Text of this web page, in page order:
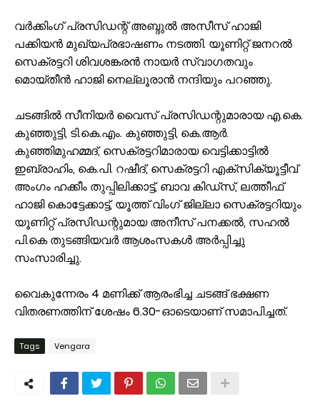
വർക്കിംഗ് പ്രസിഡന്റ് അബ്ദുൽ അസീസ് ഹാജി
പക്കിയൻ മുഖ്യപ്രഭാഷണം നടത്തി. യൂണിറ്റ് ജനറൽ
സെക്രട്ടറി ശിവശങ്കരൻ നായർ സ്വാഗതവും
മൊയ്തീൻ ഹാജി നെല്ലൂരാൻ നന്ദിയും പറഞ്ഞു.
ചടങ്ങിൽ സീനിയർ വൈസ് പ്രസിഡന്റുമാരായ എ.കെ.
കുഞ്ഞുട്ടി, ടി.കെ.എം. കുഞ്ഞുട്ടി, കെ.ആർ.
കുഞ്ഞിമുഹമ്മദ്, സെക്രട്ടറിമാരായ വെട്ടിക്കാട്ടിൽ
ഇബ്രാഹിം, കെ.പി. റഷീദ്, സെക്രട്ടറി എക്സിക്യൂട്ടീവ്
അംഗം ഹക്കീം തുപ്പിലിക്കാട്ട്, ബാവ കിഡ്‌സ്, ലത്തീഫ്
ഹാജി കൊട്ടേക്കാട്ട്, യൂത്ത് വിംഗ് ജില്ലാ സെക്രട്ടറിയും
യൂണിറ്റ് പ്രസിഡന്റുമായ അനീസ് പനക്കൽ, സഹൽ
പി.കെ തുടങ്ങിയവർ ആശംസകൾ അർപ്പിച്ചു
സംസാരിച്ചു.
വൈകുന്നേരം 4 മണിക്ക് ആരംഭിച്ച ചടങ്ങ് ഭക്ഷണ
വിതരണത്തിന് ശേഷം 6.30-ഓടെയാണ് സമാപിച്ചത്.
Tags Vengara